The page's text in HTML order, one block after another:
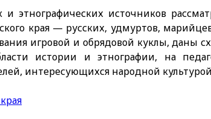
и этнографических источников
края — русских, удмуртов,
игровой и обрядовой куклы, даны
истории и этнографии, на
интересующихся народной